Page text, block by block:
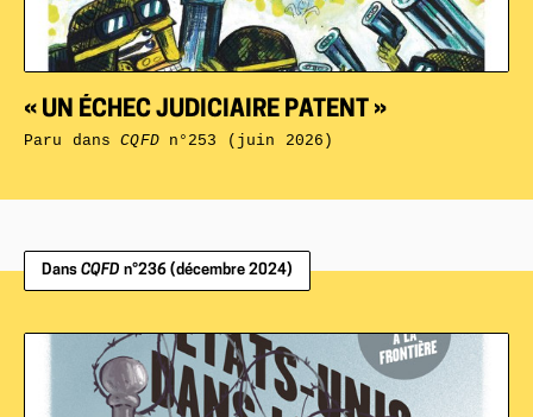
« UN ÉCHEC JUDICIAIRE PATENT »
Paru dansCQFDn°253 (juin 2026)
Dans CQFD n°236 (décembre 2024)